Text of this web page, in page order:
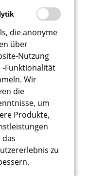
Festivals.
Erhalten Sie
Sie bei
und
Vielfalt der
der Pfalz Card
gelten
die anonyme
über
Nutzung
-Funktionalität
Wir
die
um
Produkte,
das
zu